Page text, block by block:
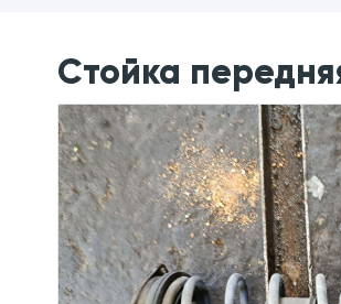
Стойка